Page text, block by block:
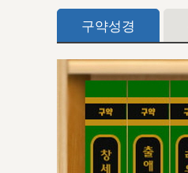
구약성경